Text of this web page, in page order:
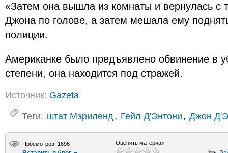
«Затем она вышла из комнаты и вернулась с
Джона по голове, а затем мешала ему
полиции.
Американке было предъявлено обвинение в
степени, она находится под стражей.
Источник: Gazeta
Теги: штат Мэриленд, Гейл Д'Энтони, Джон
Просмотров: 1696 Оценить материал